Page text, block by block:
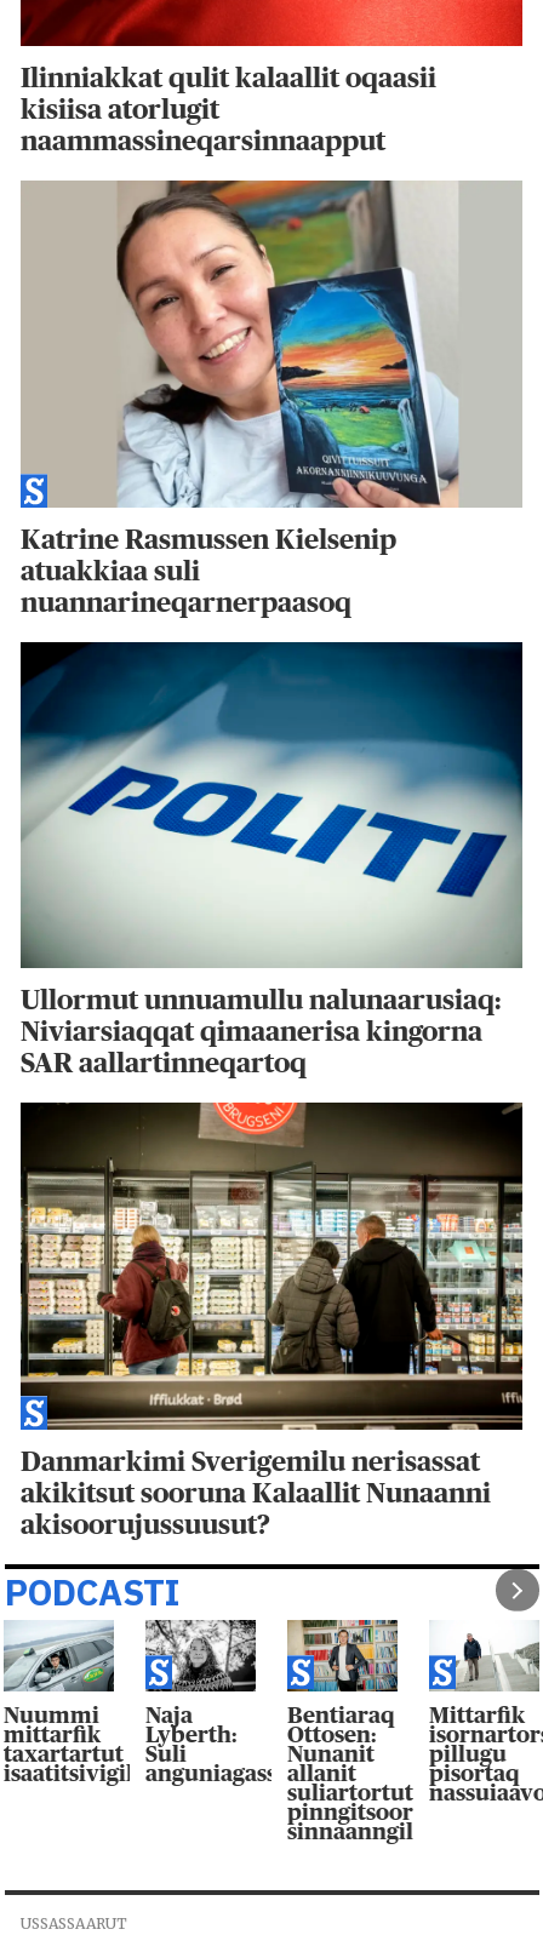
Ilinniakkat qulit kalaallit oqaasii
kisiisa atorlugit
naammassineqarsinnaapput
Katrine Rasmussen Kielsenip
atuakkiaa suli
nuannarineqarnerpaasoq
Ullormut unnuamullu nalunaarusiaq:
Niviarsiaqqat qimaanerisa kingorna
SAR aallartinneqartoq
Danmarkimi Sverigemilu nerisassat
akikitsut sooruna Kalaallit Nunaanni
akisoorujussuusut?
PODCASTI
Nuummi
mittarfik
taxartartut
isaatitsivigilluarpaat
Naja
Lyberth:
Suli
anguniagassaqaqaagut
Bentiaraq
Ottosen:
Nunanit
allanit
suliartortut
pinngitsoor-
Mittarfik
pillugu
pisortaq
USSASSAARUT